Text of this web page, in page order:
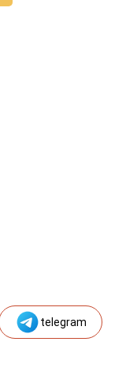
telegram